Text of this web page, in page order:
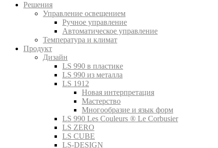
Решения
Управление освещением
Ручное управление
Автоматическое управление
Температура и климат
Продукт
Дизайн
LS 990 в пластике
LS 990 из металла
LS 1912
Новая интерпретация
Мастерство
Многообразие и язык форм
LS 990 Les Couleurs ® Le Corbusier
LS ZERO
LS CUBE
LS-DESIGN